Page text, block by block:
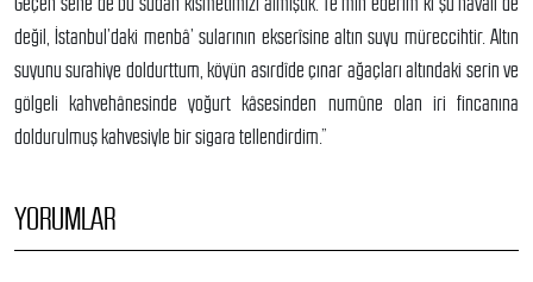
değil, İstanbul’daki menbâ’ sularının ekserîsine altın suyu müreccihtir. Altın
suyunu surahiye doldurttum, köyün asırdîde çınar ağaçları altındaki serin ve
gölgeli kahvehânesinde yoğurt kâsesinden numûne olan iri fincanına
doldurulmuş kahvesiyle bir sigara tellendirdim.”
YORUMLAR